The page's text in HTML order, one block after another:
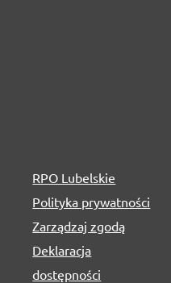
RPO Lubelskie
Polityka prywatności
Zarządzaj zgodą
Deklaracja
dostępności